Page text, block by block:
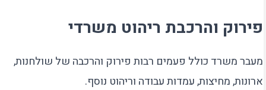
פירוק והרכבת ריהוט משרדי
מעבר משרד כולל פעמים רבות פירוק והרכבה של שולחנות,
ארונות, מחיצות, עמדות עבודה וריהוט נוסף.